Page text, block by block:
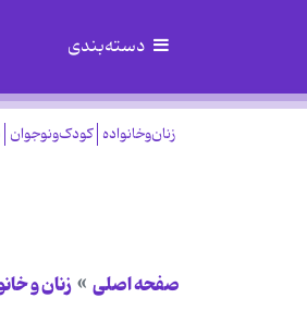
دسته‌بندی
زنان‌وخانواده کودک‌ونوجوان
صفحه اصلی زنان و